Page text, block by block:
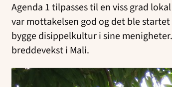
Agenda 1 tilpasses til en viss grad
var mottakelsen god og det ble
bygge disippelkultur i sine
breddevekst i Mali.